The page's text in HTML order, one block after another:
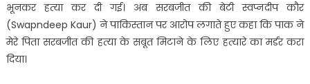
भूनकर हत्‍या कर दी गई। अब सरबजीत की बेटी स्वप्नदीप कौर
(Swapndeep Kaur) ने पाकिस्‍तान पर आरोप लगाते हुए कहा कि पाक ने
मेरे पिता सरबजीत की हत्‍या के सबूत मिटाने के लिए हत्‍यारे का मर्डर करा
दिया।